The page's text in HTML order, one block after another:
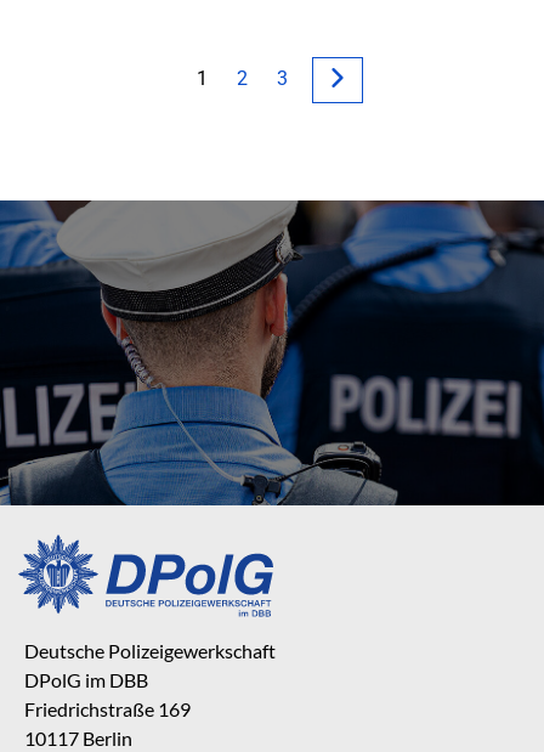
1 2 3
Deutsche Polizeigewerkschaft
DPolG im DBB
Friedrichstraße 169
10117 Berlin